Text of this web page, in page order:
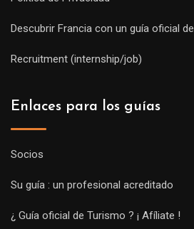
Descubrir Francia con un guía oficial
Recruitment (internship/job)
Enlaces para los guías
Socios
Su guía : un profesional acreditado
¿ Guía oficial de Turismo ? ¡ Afíliate !